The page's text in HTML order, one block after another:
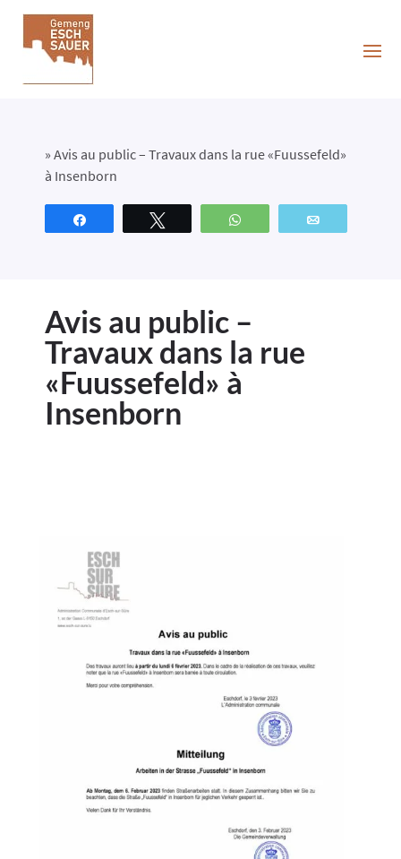
» Avis au public – Travaux dans la rue «Fuussefeld»
à Insenborn
WhatsApp
Avis au public –
Travaux dans la rue
«Fuussefeld» à
Insenborn